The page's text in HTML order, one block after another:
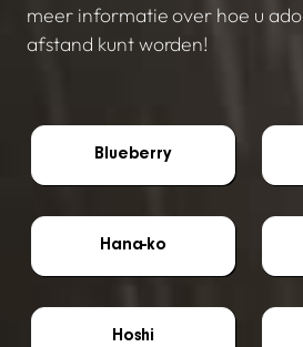
meer informatie over hoe u
afstand kunt worden!
Blueberry
Hana-ko
Hoshi